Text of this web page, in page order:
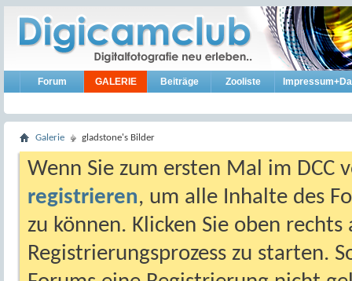
Forum GALERIE Beiträge Zooliste
Galerie gladstone's Bilder
Wenn Sie zum ersten Mal im DCC
registrieren, um alle Inhalte des
zu können. Klicken Sie oben
Registrierungsprozess zu starten.